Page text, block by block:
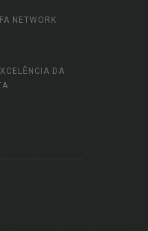
NETWORK
DA